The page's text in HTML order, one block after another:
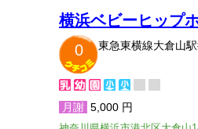
横浜ベビーヒップ
0
東急東横線大倉山
月謝 5,000 円